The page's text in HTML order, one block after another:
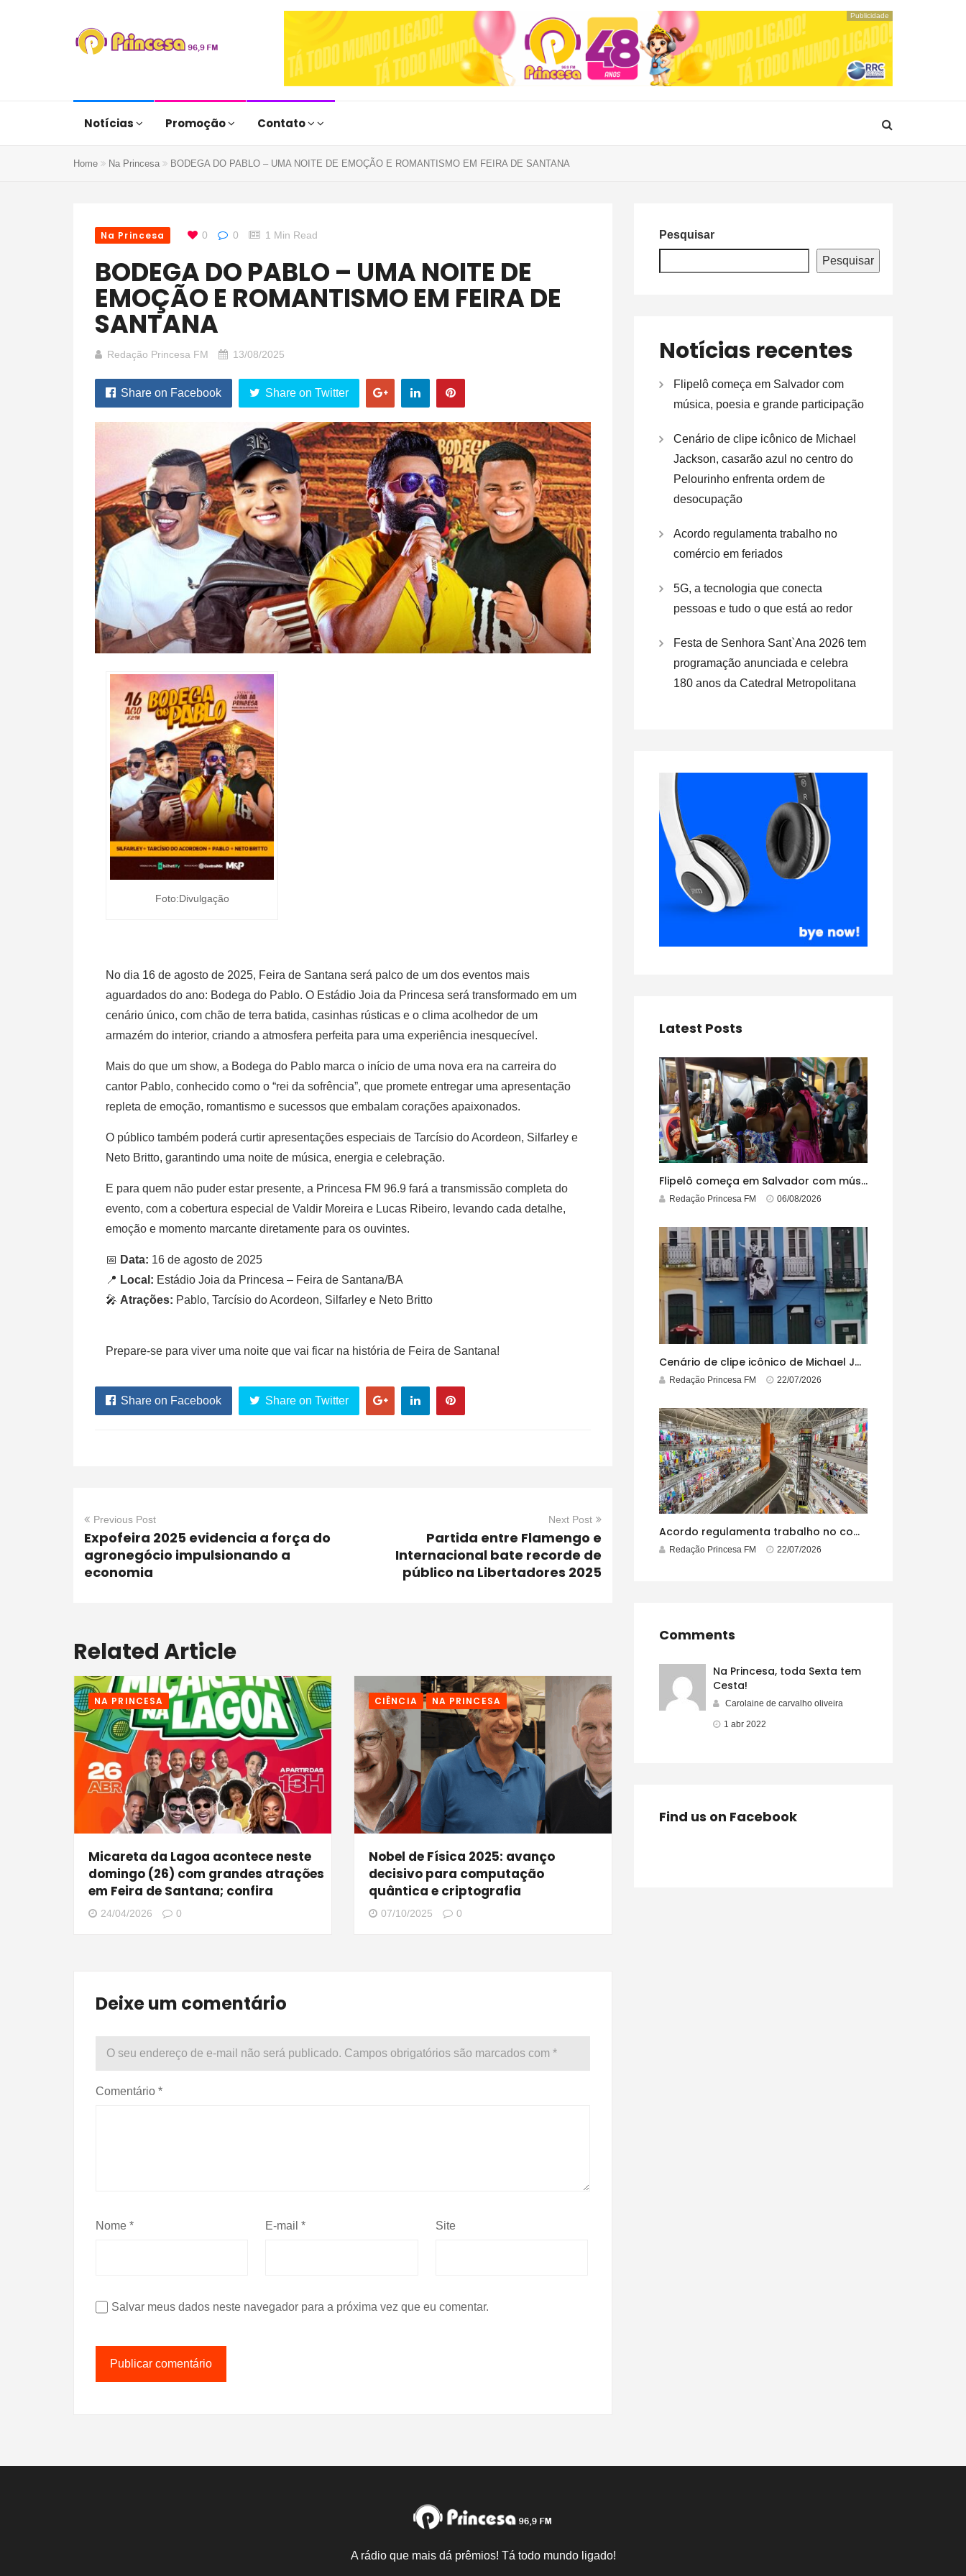
Publicidade
Notícias Promoção Contato
Home Na Princesa BODEGA DO PABLO – UMA NOITE DE EMOÇÃO E ROMANTISMO EM FEIRA DE SANTANA
Na Princesa 0 0 1 Min Read
BODEGA DO PABLO – UMA NOITE DE
EMOÇÃO E ROMANTISMO EM FEIRA DE
SANTANA
Redação Princesa FM 13/08/2025
Share on Facebook Share on Twitter
Foto:Divulgação
No dia 16 de agosto de 2025, Feira de Santana será palco de um dos eventos mais
aguardados do ano: Bodega do Pablo. O Estádio Joia da Princesa será transformado em um
cenário único, com chão de terra batida, casinhas rústicas e o clima acolhedor de um
armazém do interior, criando a atmosfera perfeita para uma experiência inesquecível.
Mais do que um show, a Bodega do Pablo marca o início de uma nova era na carreira do
cantor Pablo, conhecido como o “rei da sofrência”, que promete entregar uma apresentação
repleta de emoção, romantismo e sucessos que embalam corações apaixonados.
O público também poderá curtir apresentações especiais de Tarcísio do Acordeon, Silfarley e
Neto Britto, garantindo uma noite de música, energia e celebração.
E para quem não puder estar presente, a Princesa FM 96.9 fará a transmissão completa do
evento, com a cobertura especial de Valdir Moreira e Lucas Ribeiro, levando cada detalhe,
emoção e momento marcante diretamente para os ouvintes.
📅 Data: 16 de agosto de 2025
📍 Local: Estádio Joia da Princesa – Feira de Santana/BA
🎤 Atrações: Pablo, Tarcísio do Acordeon, Silfarley e Neto Britto
Prepare-se para viver uma noite que vai ficar na história de Feira de Santana!
Share on Facebook Share on Twitter
Previous Post
Expofeira 2025 evidencia a força do
agronegócio impulsionando a
economia
Next Post
Partida entre Flamengo e
Internacional bate recorde de
público na Libertadores 2025
Related Article
NA PRINCESA
Micareta da Lagoa acontece neste
domingo (26) com grandes atrações
em Feira de Santana; confira
24/04/2026 0
CIÊNCIA NA PRINCESA
Nobel de Física 2025: avanço
decisivo para computação
quântica e criptografia
07/10/2025 0
Deixe um comentário
O seu endereço de e-mail não será publicado. Campos obrigatórios são marcados com *
Comentário *
Nome * E-mail* Site
Salvar meus dados neste navegador para a próxima vez que eu comentar.
Pesquisar
Pesquisar
Notícias recentes
Flipelô começa em Salvador com
música, poesia e grande participação
Cenário de clipe icônico de Michael
Jackson, casarão azul no centro do
Pelourinho enfrenta ordem de
desocupação
Acordo regulamenta trabalho no
comércio em feriados
5G, a tecnologia que conecta
pessoas e tudo o que está ao redor
Festa de Senhora Sant`Ana 2026 tem
programação anunciada e celebra
180 anos da Catedral Metropolitana
Latest Posts
Flipelô começa em Salvador com música, poesia e grande participação
Redação Princesa FM 06/08/2026
Cenário de clipe icônico de Michael Jackson, casarão azul no centro do Pelourinho enfrenta ordem de desocupação
Redação Princesa FM 22/07/2026
Acordo regulamenta trabalho no comércio em feriados
Redação Princesa FM 22/07/2026
Comments
Na Princesa, toda Sexta tem
Cesta!
Carolaine de carvalho oliveira
1 abr 2022
Find us on Facebook
A rádio que mais dá prêmios! Tá todo mundo ligado!